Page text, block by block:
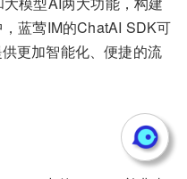
蓝莺IM的ChatAI SDK可
更加智能化、便捷的流